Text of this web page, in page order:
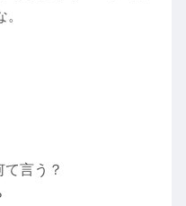
て言う？